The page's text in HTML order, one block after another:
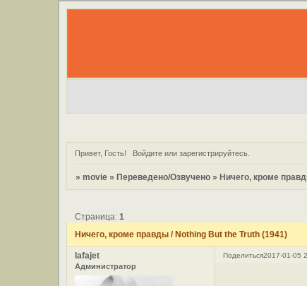
Привет, Гость! Войдитеили зарегистрируйтесь.
»movie » Переведено/Озвучено » Ничего, кроме
Ничего, кроме правды / Nothing But the Truth (1941)
Страница:1
Поделиться2017-01-05
lafajet
Администратор